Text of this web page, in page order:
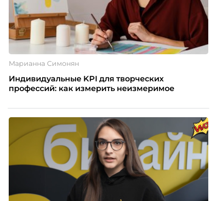
Марианна Симонян
Индивидуальные KPI для творческих
профессий: как измерить неизмеримое